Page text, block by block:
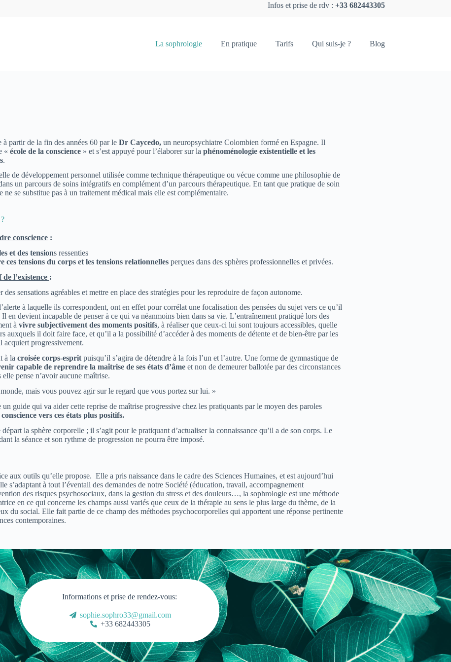
Infos et prise de rdv : +33 682443305
La sophrologie En pratique Tarifs Qui suis-je ? Blog
à partir de la fin des années 60 par le Dr Caycedo, un neuropsychiatre Colombien formé en Espagne. Il
« école de la conscience » et s’est appuyé pour l’élaborer sur la phénoménologie existentielle et les
.
de développement personnel utilisée comme technique thérapeutique ou vécue comme une philosophie de
un parcours de soins intégratifs en complément d’un parcours thérapeutique. En tant que pratique de soin
se substitue pas à un traitement médical mais elle est complémentaire.
conscience:
et des tensions ressenties
ces tensions du corps et les tensions relationnellesperçues dans des sphères professionnelles et privées.
l’existence :
des sensations agréables et mettre en place des stratégies pour les reproduire de façon autonome.
à laquelle ils correspondent, ont en effet pour corrélat une focalisation des pensées du sujet vers ce qu’il
en devient incapable de penser à ce qui va néanmoins bien dans sa vie. L’entraînement pratiqué lors des
à vivre subjectivement des moments positifs, à réaliser que ceux-ci lui sont toujours accessibles, quelle
auxquels il doit faire face, et qu’il a la possibilité d’accéder à des moments de détente et de bien-être par les
acquiert progressivement.
à la croisée corps-espritpuisqu’il s’agira de détendre à la fois l’un et l’autre. Une forme de gymnastique de
capable de reprendre la maîtrise de ses états d’âmeet non de demeurer ballotée par des circonstances
pense n’avoir aucune maîtrise.
mais vous pouvez agir sur le regard que vous portez sur lui. »
guide qui va aider cette reprise de maîtrise progressive chez les pratiquants par le moyen des paroles
vers ces états plus positifs.
la sphère corporelle ; il s’agit pour le pratiquant d’actualiser la connaissance qu’il a de son corps. Le
la séance et son rythme de progression ne pourra être imposé.
aux outils qu’elle propose. Elle a pris naissance dans le cadre des Sciences Humaines, et est aujourd’hui
s’adaptant à tout l’éventail des demandes de notre Société (éducation, travail, accompagnement
des risques psychosociaux, dans la gestion du stress et des douleurs…, la sophrologie est une méthode
en ce qui concerne les champs aussi variés que ceux de la thérapie au sens le plus large du thème, de la
du social. Elle fait partie de ce champ des méthodes psychocorporelles qui apportent une réponse pertinente
contemporaines.
Informations et prise de rendez-vous:
sophie.sophro33@gmail.com
+33 682443305